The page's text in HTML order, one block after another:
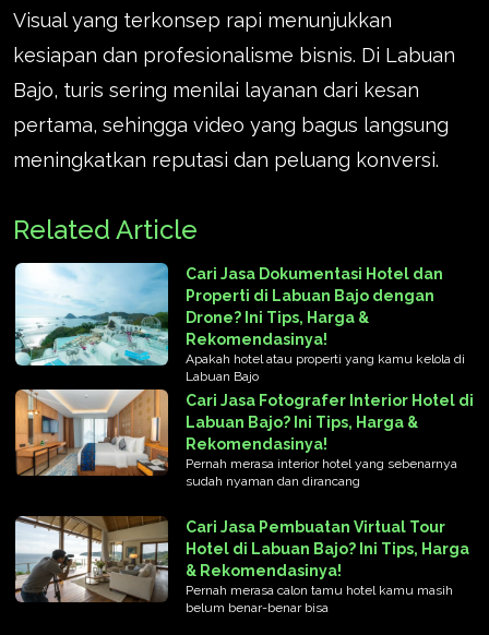
Visual yang terkonsep rapi menunjukkan
kesiapan dan profesionalisme bisnis. Di Labuan
Bajo, turis sering menilai layanan dari kesan
pertama, sehingga video yang bagus langsung
meningkatkan reputasi dan peluang konversi.
Related Article
Cari Jasa Dokumentasi Hotel dan
Properti di Labuan Bajo dengan
Drone? Ini Tips, Harga &
Rekomendasinya!
Apakah hotel atau properti yang kamu kelola di
Labuan Bajo
Cari Jasa Fotografer Interior Hotel di
Labuan Bajo? Ini Tips, Harga &
Rekomendasinya!
Pernah merasa interior hotel yang sebenarnya
sudah nyaman dan dirancang
Cari Jasa Pembuatan Virtual Tour
Hotel di Labuan Bajo? Ini Tips, Harga
& Rekomendasinya!
Pernah merasa calon tamu hotel kamu masih
belum benar-benar bisa